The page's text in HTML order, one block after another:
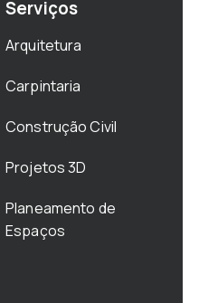
Serviços
Arquitetura
Carpintaria
Construção Civil
Projetos 3D
Planeamento de
Espaços